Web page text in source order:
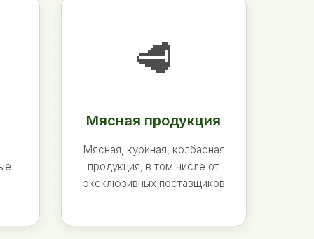
🥩
Мясная продукция
Мясная, куриная, колбасная
продукция, в том числе от
эксклюзивных поставщиков